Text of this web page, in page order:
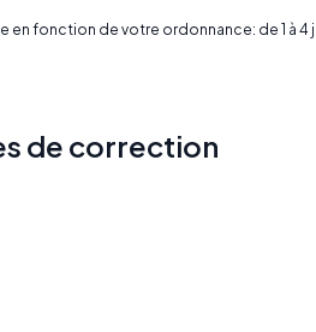
en fonction de votre ordonnance: de 1 à 4
de correction